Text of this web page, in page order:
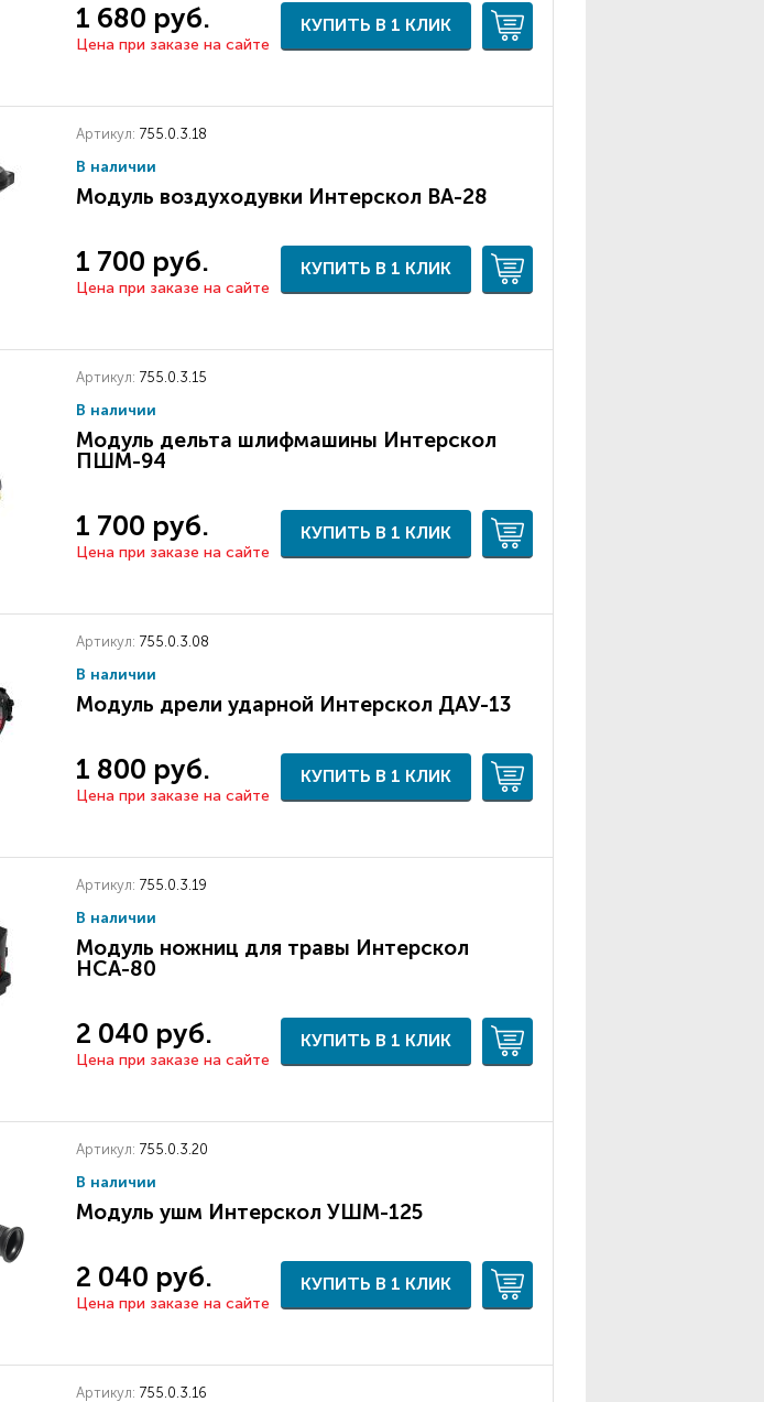
1 680 руб.
Цена при заказе на сайте
КУПИТЬ В 1 КЛИК
Артикул: 755.0.3.18
В наличии
Модуль воздуходувки Интерскол ВА-28
1 700 руб.
Цена при заказе на сайте
КУПИТЬ В 1 КЛИК
Артикул: 755.0.3.15
В наличии
Модуль дельта шлифмашины Интерскол
ПШМ-94
1 700 руб.
Цена при заказе на сайте
КУПИТЬ В 1 КЛИК
Артикул: 755.0.3.08
В наличии
Модуль дрели ударной Интерскол ДАУ-13
1 800 руб.
Цена при заказе на сайте
КУПИТЬ В 1 КЛИК
Артикул: 755.0.3.19
В наличии
Модуль ножниц для травы Интерскол
НСА-80
2 040 руб.
Цена при заказе на сайте
КУПИТЬ В 1 КЛИК
Артикул: 755.0.3.20
В наличии
Модуль ушм Интерскол УШМ-125
2 040 руб.
Цена при заказе на сайте
КУПИТЬ В 1 КЛИК
Артикул: 755.0.3.16